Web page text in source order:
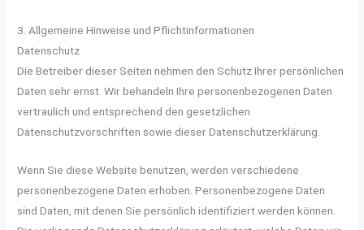
3. Allgemeine Hinweise und Pflicht­informationen
Datenschutz
Die Betreiber dieser Seiten nehmen den Schutz Ihrer persönlichen
Daten sehr ernst. Wir behandeln Ihre personenbezogenen Daten
vertraulich und entsprechend den gesetzlichen
Datenschutzvorschriften sowie dieser Datenschutzerklärung.
Wenn Sie diese Website benutzen, werden verschiedene
personenbezogene Daten erhoben. Personenbezogene Daten
sind Daten, mit denen Sie persönlich identifiziert werden können.